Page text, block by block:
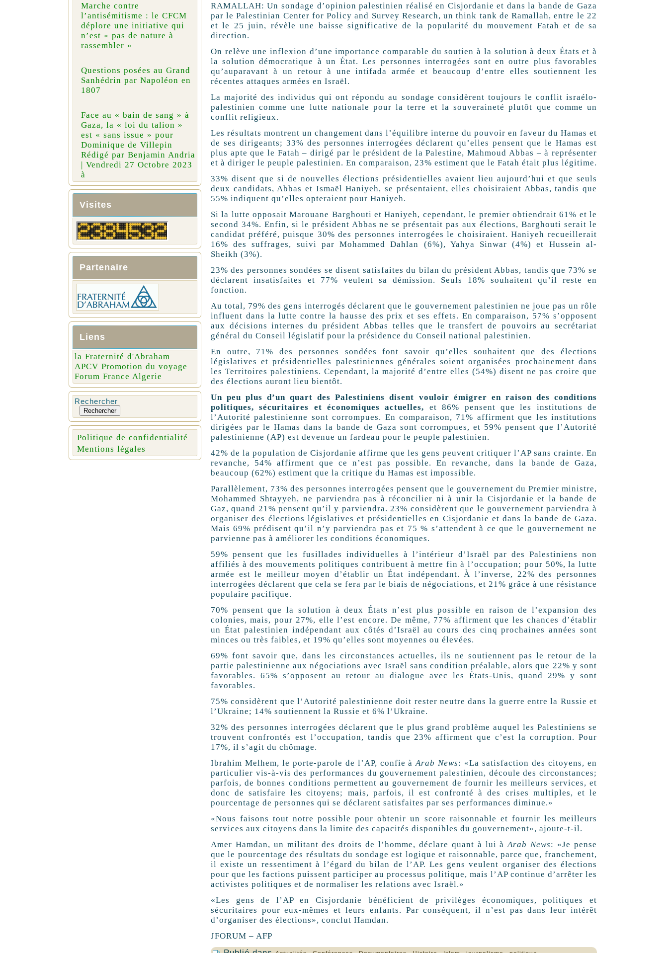
Marche contre
l’antisémitisme : le CFCM
déplore une initiative qui
n’est « pas de nature à
rassembler »
Questions posées au Grand
Sanhédrin par Napoléon en
1807
Face au « bain de sang » à
Gaza, la « loi du talion »
est « sans issue » pour
Dominique de Villepin
Rédigé par Benjamin Andria
| Vendredi 27 Octobre 2023
à
Visites
Partenaire
Liens
la Fraternité d'Abraham
APCV Promotion du voyage
Forum France Algerie
Rechercher
Rechercher
Politique de confidentialité
Mentions légales
RAMALLAH: Un sondage d’opinion palestinien réalisé en Cisjordanie et dans la bande de Gaza
par le Palestinian Center for Policy and Survey Research, un think tank de Ramallah, entre le 22
et le 25 juin, révèle une baisse significative de la popularité du mouvement Fatah et de sa
direction.
On relève une inflexion d’une importance comparable du soutien à la solution à deux États et à
la solution démocratique à un État. Les personnes interrogées sont en outre plus favorables
qu’auparavant à un retour à une intifada armée et beaucoup d’entre elles soutiennent les
récentes attaques armées en Israël.
La majorité des individus qui ont répondu au sondage considèrent toujours le conflit israélo-
palestinien comme une lutte nationale pour la terre et la souveraineté plutôt que comme un
conflit religieux.
Les résultats montrent un changement dans l’équilibre interne du pouvoir en faveur du Hamas et
de ses dirigeants; 33% des personnes interrogées déclarent qu’elles pensent que le Hamas est
plus apte que le Fatah – dirigé par le président de la Palestine, Mahmoud Abbas – à représenter
et à diriger le peuple palestinien. En comparaison, 23% estiment que le Fatah était plus légitime.
33% disent que si de nouvelles élections présidentielles avaient lieu aujourd’hui et que seuls
deux candidats, Abbas et Ismaël Haniyeh, se présentaient, elles choisiraient Abbas, tandis que
55% indiquent qu’elles opteraient pour Haniyeh.
Si la lutte opposait Marouane Barghouti et Haniyeh, cependant, le premier obtiendrait 61% et le
second 34%. Enfin, si le président Abbas ne se présentait pas aux élections, Barghouti serait le
candidat préféré, puisque 30% des personnes interrogées le choisiraient. Haniyeh recueillerait
16% des suffrages, suivi par Mohammed Dahlan (6%), Yahya Sinwar (4%) et Hussein al-
Sheikh (3%).
23% des personnes sondées se disent satisfaites du bilan du président Abbas, tandis que 73% se
déclarent insatisfaites et 77% veulent sa démission. Seuls 18% souhaitent qu’il reste en
fonction.
Au total, 79% des gens interrogés déclarent que le gouvernement palestinien ne joue pas un rôle
influent dans la lutte contre la hausse des prix et ses effets. En comparaison, 57% s’opposent
aux décisions internes du président Abbas telles que le transfert de pouvoirs au secrétariat
général du Conseil législatif pour la présidence du Conseil national palestinien.
En outre, 71% des personnes sondées font savoir qu’elles souhaitent que des élections
législatives et présidentielles palestiniennes générales soient organisées prochainement dans
les Territoires palestiniens. Cependant, la majorité d’entre elles (54%) disent ne pas croire que
des élections auront lieu bientôt.
Un peu plus d’un quart des Palestiniens disent vouloir émigrer en raison des conditions
politiques, sécuritaires et économiques actuelles, et 86% pensent que les institutions de
l’Autorité palestinienne sont corrompues. En comparaison, 71% affirment que les institutions
dirigées par le Hamas dans la bande de Gaza sont corrompues, et 59% pensent que l’Autorité
palestinienne (AP) est devenue un fardeau pour le peuple palestinien.
42% de la population de Cisjordanie affirme que les gens peuvent critiquer l’AP sans crainte. En
revanche, 54% affirment que ce n’est pas possible. En revanche, dans la bande de Gaza,
beaucoup (62%) estiment que la critique du Hamas est impossible.
Parallèlement, 73% des personnes interrogées pensent que le gouvernement du Premier ministre,
Mohammed Shtayyeh, ne parviendra pas à réconcilier ni à unir la Cisjordanie et la bande de
Gaz, quand 21% pensent qu’il y parviendra. 23% considèrent que le gouvernement parviendra à
organiser des élections législatives et présidentielles en Cisjordanie et dans la bande de Gaza.
Mais 69% prédisent qu’il n’y parviendra pas et 75 % s’attendent à ce que le gouvernement ne
parvienne pas à améliorer les conditions économiques.
59% pensent que les fusillades individuelles à l’intérieur d’Israël par des Palestiniens non
affiliés à des mouvements politiques contribuent à mettre fin à l’occupation; pour 50%, la lutte
armée est le meilleur moyen d’établir un État indépendant. À l’inverse, 22% des personnes
interrogées déclarent que cela se fera par le biais de négociations, et 21% grâce à une résistance
populaire pacifique.
70% pensent que la solution à deux États n’est plus possible en raison de l’expansion des
colonies, mais, pour 27%, elle l’est encore. De même, 77% affirment que les chances d’établir
un État palestinien indépendant aux côtés d’Israël au cours des cinq prochaines années sont
minces ou très faibles, et 19% qu’elles sont moyennes ou élevées.
69% font savoir que, dans les circonstances actuelles, ils ne soutiennent pas le retour de la
partie palestinienne aux négociations avec Israël sans condition préalable, alors que 22% y sont
favorables. 65% s’opposent au retour au dialogue avec les États-Unis, quand 29% y sont
favorables.
75% considèrent que l’Autorité palestinienne doit rester neutre dans la guerre entre la Russie et
l’Ukraine; 14% soutiennent la Russie et 6% l’Ukraine.
32% des personnes interrogées déclarent que le plus grand problème auquel les Palestiniens se
trouvent confrontés est l’occupation, tandis que 23% affirment que c’est la corruption. Pour
17%, il s’agit du chômage.
Ibrahim Melhem, le porte-parole de l’AP, confie àArab News: «La satisfaction des citoyens, en
particulier vis-à-vis des performances du gouvernement palestinien, découle des circonstances;
parfois, de bonnes conditions permettent au gouvernement de fournir les meilleurs services, et
donc de satisfaire les citoyens; mais, parfois, il est confronté à des crises multiples, et le
pourcentage de personnes qui se déclarent satisfaites par ses performances diminue.»
«Nous faisons tout notre possible pour obtenir un score raisonnable et fournir les meilleurs
services aux citoyens dans la limite des capacités disponibles du gouvernement», ajoute-t-il.
Amer Hamdan, un militant des droits de l’homme, déclare quant à lui àArab News: «Je pense
que le pourcentage des résultats du sondage est logique et raisonnable, parce que, franchement,
il existe un ressentiment à l’égard du bilan de l’AP. Les gens veulent organiser des élections
pour que les factions puissent participer au processus politique, mais l’AP continue d’arrêter les
activistes politiques et de normaliser les relations avec Israël.»
«Les gens de l’AP en Cisjordanie bénéficient de privilèges économiques, politiques et
sécuritaires pour eux-mêmes et leurs enfants. Par conséquent, il n’est pas dans leur intérêt
d’organiser des élections», conclut Hamdan.
JFORUM – AFP